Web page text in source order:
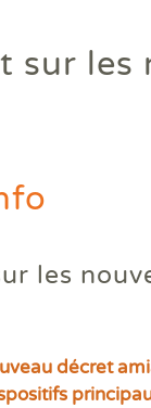
avant
connaitre
sur les
les
décret